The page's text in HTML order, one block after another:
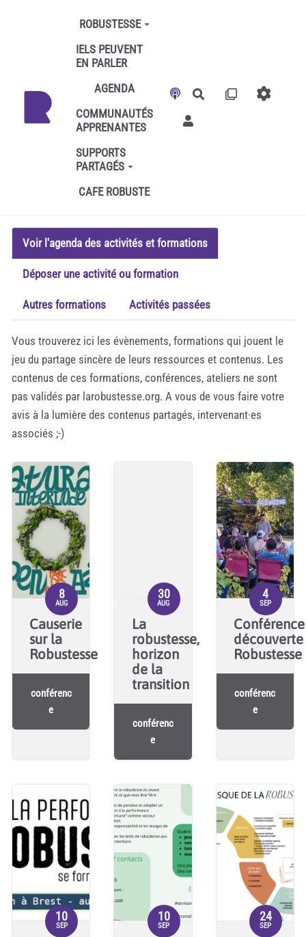
Aller au contenu principal
ROBUSTESSE
IELS PEUVENT
EN PARLER
AGENDA
COMMUNAUTÉS
APPRENANTES
SUPPORTS
PARTAGÉS
CAFE ROBUSTE
Rechercher
Voir l'agenda des activités et formations
Déposer une activité ou formation
Autres formations Activités passées
Vous trouverez ici les évènements, formations qui jouent le
jeu du partage sincère de leurs ressources et contenus. Les
contenus de ces formations, conférences, ateliers ne sont
pas validés par larobustesse.org. A vous de vous faire votre
avis à la lumière des contenus partagés, intervenant·es
associés ;-)
Causerie
sur la
Robustesse
conférenc
e
8
AUG
La
robustesse,
horizon
de la
transition
conférenc
e
30
AUG
Conférence
découverte
Robustesse
conférenc
e
4
SEP
10
SEP
10
SEP
24
SEP